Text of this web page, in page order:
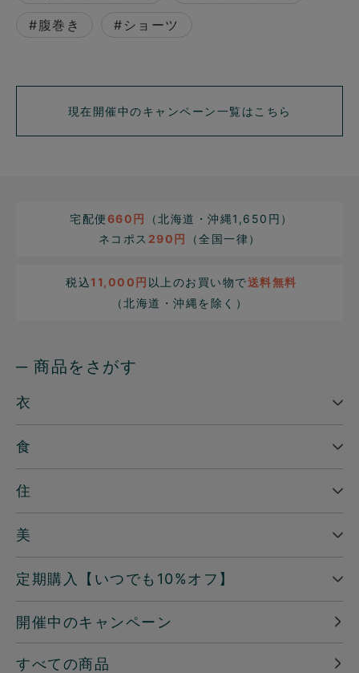
#腹巻き #ショーツ
現在開催中のキャンペーン一覧はこちら
宅配便660円
（北海道・沖縄1,650円）
ネコポス 290円 （全国一律）
税込11,000円 以上のお買い物で送料無料
（北海道・沖縄を除く）
─ 商品をさがす
衣
食
住
美
定期購入【いつでも10%オフ】
開催中のキャンペーン
すべての商品